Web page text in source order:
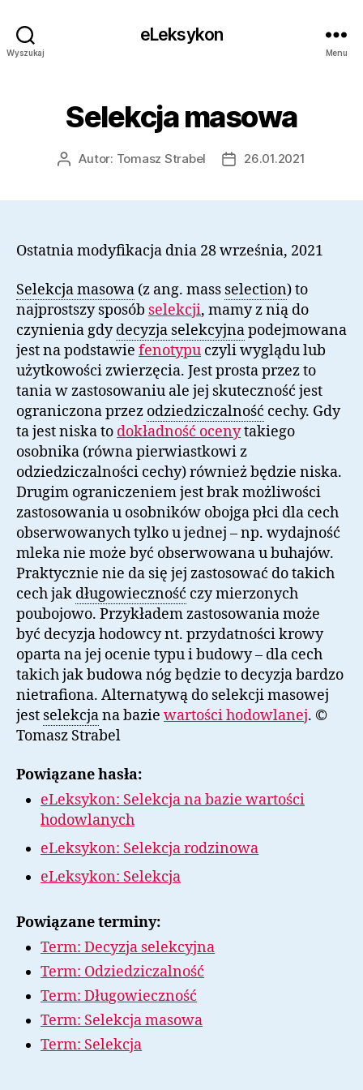
Wyszukaj
eLeksykon
Menu
Selekcja masowa
AutorAutor: Tomasz Strabel
Data26.01.2021
Ostatnia modyfikacja dnia 28 września, 2021
Selekcja masowa (z ang. mass selection) to
najprostszy sposób selekcji, mamy z nią do
czynienia gdydecyzja selekcyjnapodejmowana
jest na podstawie fenotypu czyli wyglądu lub
użytkowości zwierzęcia. Jest prosta przez to
tania w zastosowaniu ale jej skuteczność jest
ograniczona przez odziedziczalność cechy. Gdy
ta jest niska to dokładność ocenytakiego
osobnika (równa pierwiastkowi z
odziedziczalności cechy) również będzie niska.
Drugim ograniczeniem jest brak możliwości
zastosowania u osobników obojga płci dla cech
obserwowanych tylko u jednej – np. wydajność
mleka nie może być obserwowana u buhajów.
Praktycznie nie da się jej zastosować do takich
cech jak długowieczność czy mierzonych
poubojowo. Przykładem zastosowania może
być decyzja hodowcy nt. przydatności krowy
oparta na jej ocenie typu i budowy – dla cech
takich jak budowa nóg będzie to decyzja bardzo
nietrafiona. Alternatywą do selekcji masowej
jest selekcjana bazie wartości hodowlanej. ©
Tomasz Strabel
Powiązane hasła:
eLeksykon: Selekcja na bazie wartości
hodowlanych
eLeksykon: Selekcja rodzinowa
eLeksykon: Selekcja
Powiązane terminy:
Term: Decyzja selekcyjna
Term: Odziedziczalność
Term: Długowieczność
Term: Selekcja masowa
Term: Selekcja